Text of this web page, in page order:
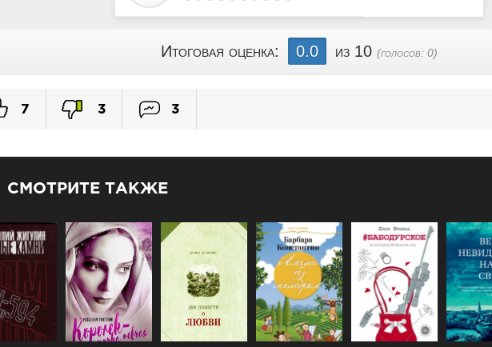
Итоговая оценка: 0.0 из 10 (голосов: 0)
7 3 3
СМОТРИТЕ ТАКЖЕ